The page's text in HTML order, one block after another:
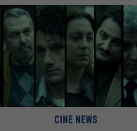
CINE NEWS